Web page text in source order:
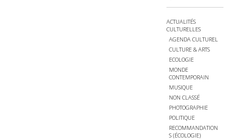
ACTUALITÉS
CULTURELLES
AGENDA CULTUREL
CULTURE & ARTS
ECOLOGIE
MONDE
CONTEMPORAIN
MUSIQUE
NON CLASSÉ
PHOTOGRAPHIE
POLITIQUE
RECOMMANDATION
S (ÉCOLOGIE)